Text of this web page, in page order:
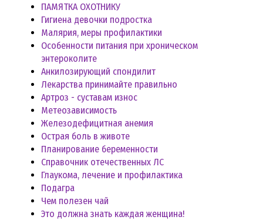
ПАМЯТКА ОХОТНИКУ
Гигиена девочки подростка
Малярия, меры профилактики
Особенности питания при хроническом
энтероколите
Анкилозирующий спондилит
Лекарства принимайте правильно
Артроз - суставам износ
Метеозависимость
Железодефицитная анемия
Острая боль в животе
Планирование беременности
Справочник отечественных ЛС
Глаукома, лечение и профилактика
Подагра
Чем полезен чай
Это должна знать каждая женщина!